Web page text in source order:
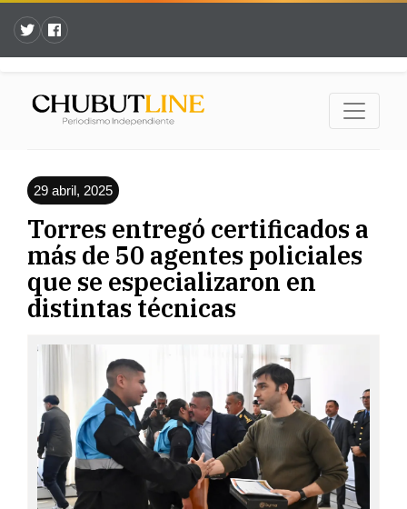
29 abril, 2025
Torres entregó certificados a
más de 50 agentes policiales
que se especializaron en
distintas técnicas